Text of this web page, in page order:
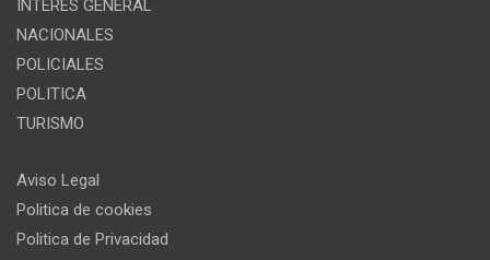
INTERES GENERAL
NACIONALES
POLICIALES
POLITICA
TURISMO
Aviso Legal
Politica de cookies
Politica de Privacidad